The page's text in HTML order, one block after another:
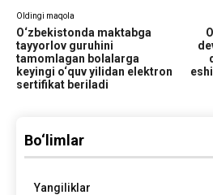
Oldingi maqola
O‘zbekistonda maktabga
tayyorlov guruhini
tamomlagan bolalarga
keyingi o‘quv yilidan elektron
sertifikat beriladi
Bo‘limlar
Yangiliklar